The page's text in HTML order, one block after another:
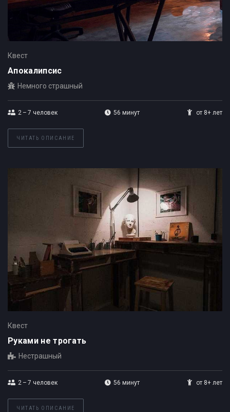
Квест
Апокалипсис
Немного страшный
2 – 7 человек 56 минут от 8+ лет
ЧИТАТЬ ОПИСАНИЕ
Квест
Руками не трогать
Нестрашный
2 – 7 человек 56 минут от 8+ лет
ЧИТАТЬ ОПИСАНИЕ